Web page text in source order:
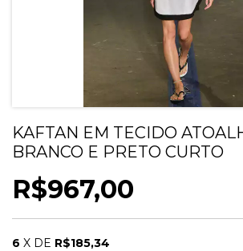
KAFTAN EM TECIDO
BRANCO E PRETO CURTO
R$967,00
6 X DE R$185,34